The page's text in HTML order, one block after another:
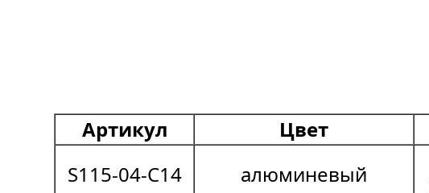
Артикул
Цвет
S115-04-C14
алюминевый